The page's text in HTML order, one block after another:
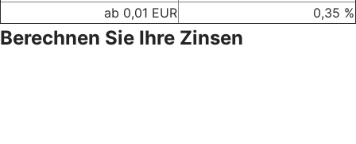
ab 0,01 EUR
0,35 %
Berechnen Sie Ihre Zinsen